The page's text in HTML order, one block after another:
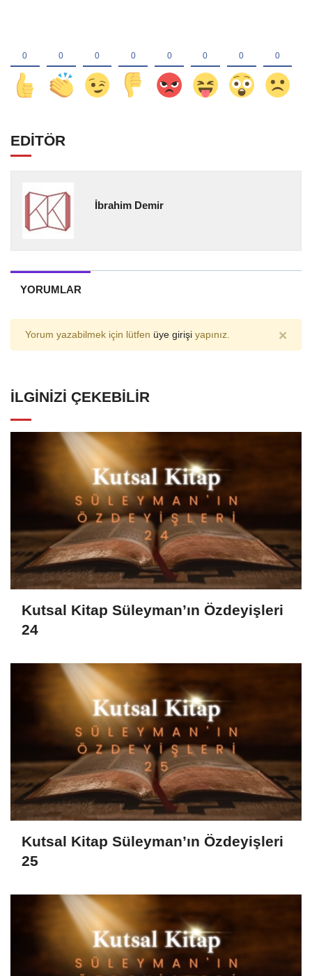
EDİTÖR
İbrahim Demir
YORUMLAR
Yorum yazabilmek için lütfen üye girişi yapınız. ×
İLGINIZI ÇEKEBILIR
Kutsal Kitap Süleyman’ın Özdeyişleri
24
Kutsal Kitap Süleyman’ın Özdeyişleri
25